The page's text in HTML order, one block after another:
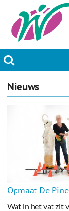
Actueel
Welzijn &
Prikbord &
Nieuws
Opmaat De
Wat in het vat zit